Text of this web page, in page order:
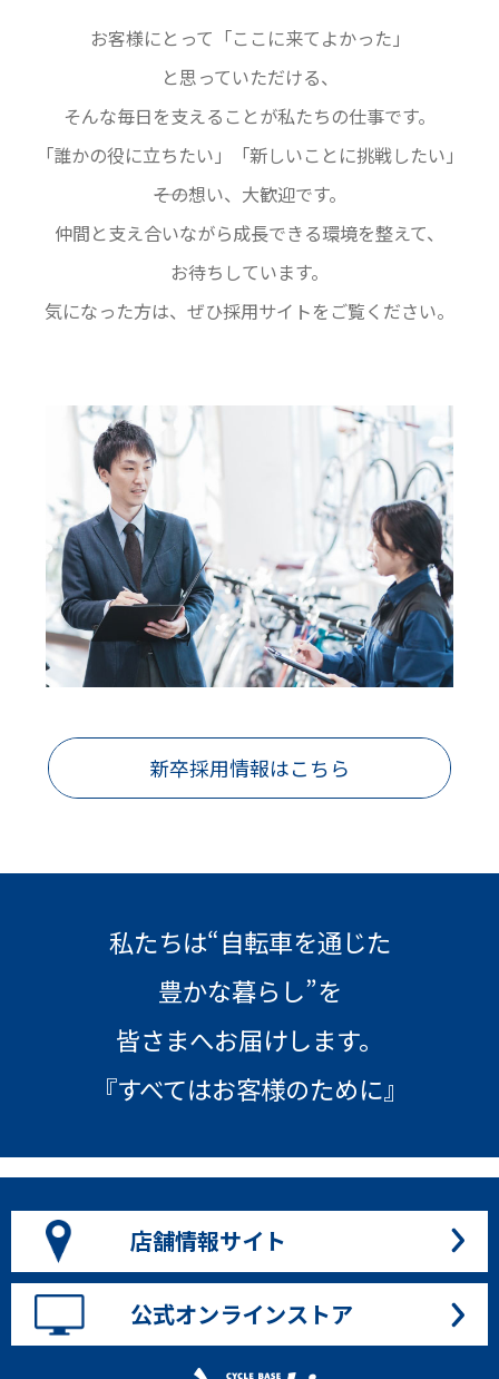
お客様にとって「ここに来てよかった」
と思っていただける、
そんな毎日を支えることが私たちの仕事です。
「誰かの役に立ちたい」「新しいことに挑戦したい」
――その想い、大歓迎です。
仲間と支え合いながら成長できる環境を整えて、
お待ちしています。
気になった方は、ぜひ採用サイトをご覧ください。
新卒採用情報はこちら
私たちは“自転車を通じた
豊かな暮らし”を
皆さまへお届けします。
『すべてはお客様のために』
店舗情報サイト
公式オンラインストア